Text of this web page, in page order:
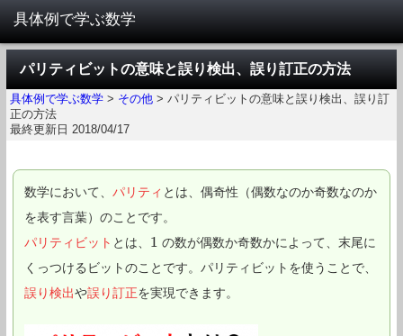
パリティビットの意味と誤り検出、誤り訂正の方法
具体例で学ぶ数学 > その他 > パリティビットの意味と誤り検出、誤り訂
正の方法
最終更新日 2018/04/17
数学において、 パリティ とは、偶奇性（偶数なのか奇数なのか
を表す言葉）のことです。
パリティビット とは、 1
1 の数が偶数か奇数かによって、末尾に
くっつけるビットのことです。パリティビットを使うことで、
誤り検出や誤り訂正を実現できます。